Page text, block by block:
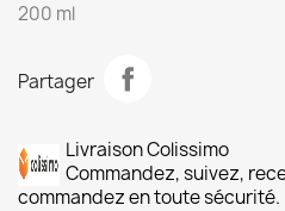
200 ml
Partager
Livraison Colissimo
Commandez, suivez,
commandez en toute sécurité.